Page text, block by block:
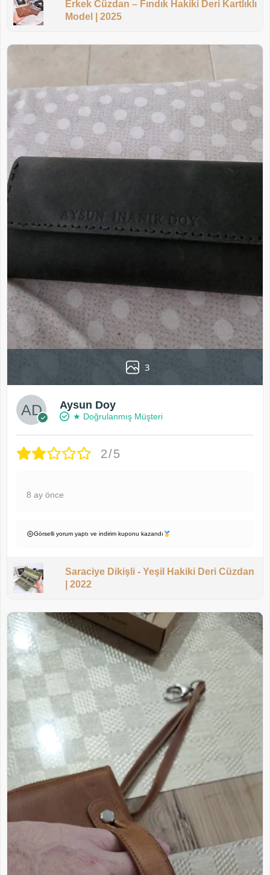
Erkek Cüzdan – Fındık Hakiki Deri Kartlıklı
Model | 2025
3
Aysun Doy
★ Doğrulanmış Müşteri
2/5
8 ay önce
Görselli yorum yaptı ve indirim kuponu kazandı
Saraciye Dikişli - Yeşil Hakiki Deri Cüzdan
| 2022